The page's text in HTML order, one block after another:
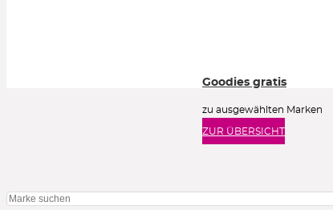
Goodies gratis
zu ausgewählten Marken
ZUR ÜBERSICHT